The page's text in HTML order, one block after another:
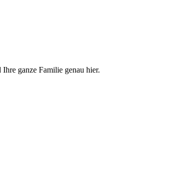
ganze Familie genau hier.